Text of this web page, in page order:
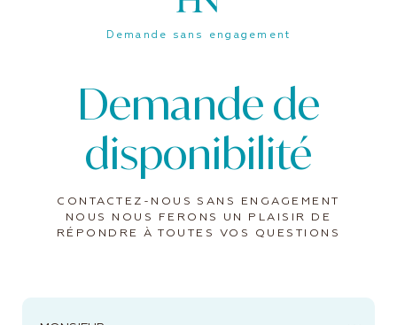
Demande sans engagement
Demande de
disponibilité
CONTACTEZ-NOUS SANS ENGAGEMENT
NOUS NOUS FERONS UN PLAISIR DE
RÉPONDRE À TOUTES VOS QUESTIONS